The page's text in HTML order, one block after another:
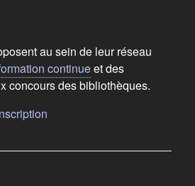
bas de
au sein de leur réseau
continueet des
concours des bibliothèques.
dans un nouvel onglet)